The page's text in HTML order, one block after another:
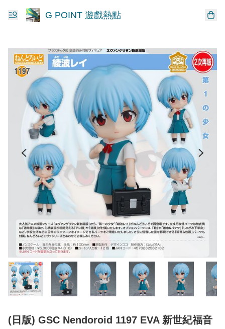
G POINT 遊戲熱點
(日版) GSC Nendoroid 1197 EVA 新世紀福音